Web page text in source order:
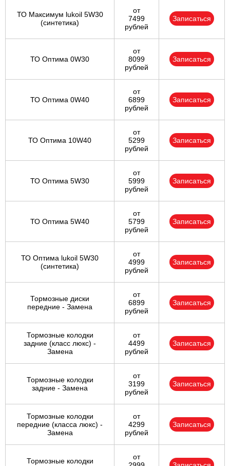
ТО Максимум lukoil 5W30
(синтетика)
от
7499
рублей
Записаться
ТО Оптима 0W30
от
8099
рублей
Записаться
ТО Оптима 0W40
от
6899
рублей
Записаться
ТО Оптима 10W40
от
5299
рублей
Записаться
ТО Оптима 5W30
от
5999
рублей
Записаться
ТО Оптима 5W40
от
5799
рублей
Записаться
ТО Оптима lukoil 5W30
(синтетика)
от
4999
рублей
Записаться
Тормозные диски
передние - Замена
от
6899
рублей
Записаться
Тормозные колодки
задние (класс люкс) -
Замена
от
4499
рублей
Записаться
Тормозные колодки
задние - Замена
от
3199
рублей
Записаться
Тормозные колодки
передние (класса люкс) -
Замена
от
4299
рублей
Записаться
Тормозные колодки
от